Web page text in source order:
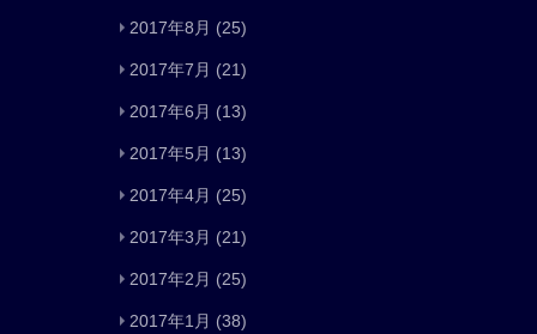
2017年8月 (25)
2017年7月 (21)
2017年6月 (13)
2017年5月 (13)
2017年4月 (25)
2017年3月 (21)
2017年2月 (25)
2017年1月 (38)